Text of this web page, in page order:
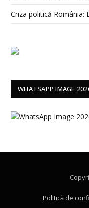
Criza politică România:
WHATSAPP IMAGE
Politică de